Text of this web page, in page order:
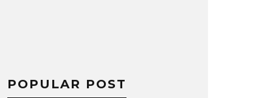
POPULAR POST